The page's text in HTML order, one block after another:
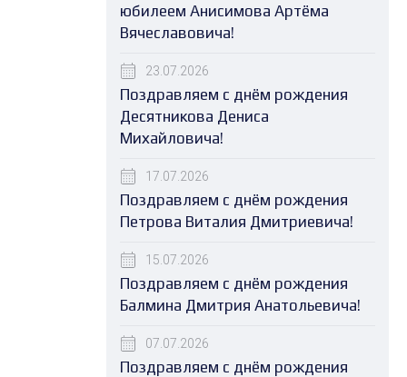
юбилеем Анисимова Артёма
Вячеславовича!
23.07.2026
Поздравляем с днём рождения
Десятникова Дениса
Михайловича!
17.07.2026
Поздравляем с днём рождения
Петрова Виталия Дмитриевича!
15.07.2026
Поздравляем с днём рождения
Балмина Дмитрия Анатольевича!
07.07.2026
Поздравляем с днём рождения